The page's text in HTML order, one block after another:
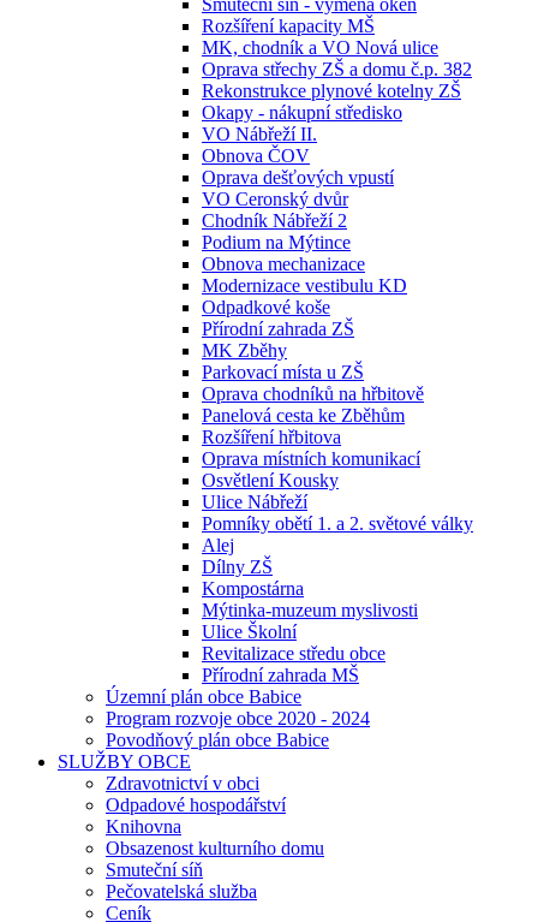
Smuteční síň - výměna oken
Rozšíření kapacity MŠ
MK, chodník a VO Nová ulice
Oprava střechy ZŠ a domu č.p. 382
Rekonstrukce plynové kotelny ZŠ
Okapy - nákupní středisko
VO Nábřeží II.
Obnova ČOV
Oprava dešťových vpustí
VO Ceronský dvůr
Chodník Nábřeží 2
Podium na Mýtince
Obnova mechanizace
Modernizace vestibulu KD
Odpadkové koše
Přírodní zahrada ZŠ
MK Zběhy
Parkovací místa u ZŠ
Oprava chodníků na hřbitově
Panelová cesta ke Zběhům
Rozšíření hřbitova
Oprava místních komunikací
Osvětlení Kousky
Ulice Nábřeží
Pomníky obětí 1. a 2. světové války
Alej
Dílny ZŠ
Kompostárna
Mýtinka-muzeum myslivosti
Ulice Školní
Revitalizace středu obce
Přírodní zahrada MŠ
Územní plán obce Babice
Program rozvoje obce 2020 - 2024
Povodňový plán obce Babice
SLUŽBY OBCE
Zdravotnictví v obci
Odpadové hospodářství
Knihovna
Obsazenost kulturního domu
Smuteční síň
Pečovatelská služba
Ceník